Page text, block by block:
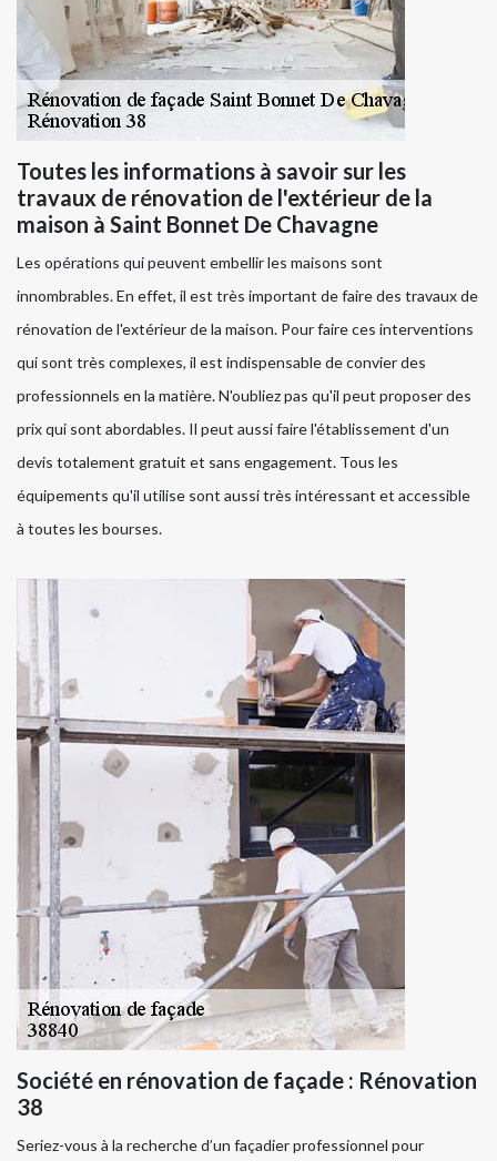
Toutes les informations à savoir sur les
travaux de rénovation de l'extérieur de la
maison à Saint Bonnet De Chavagne
Les opérations qui peuvent embellir les maisons sont
innombrables. En effet, il est très important de faire des travaux de
rénovation de l'extérieur de la maison. Pour faire ces interventions
qui sont très complexes, il est indispensable de convier des
professionnels en la matière. N'oubliez pas qu'il peut proposer des
prix qui sont abordables. Il peut aussi faire l'établissement d'un
devis totalement gratuit et sans engagement. Tous les
équipements qu'il utilise sont aussi très intéressant et accessible
à toutes les bourses.
Société en rénovation de façade : Rénovation
38
Seriez-vous à la recherche d’un façadier professionnel pour